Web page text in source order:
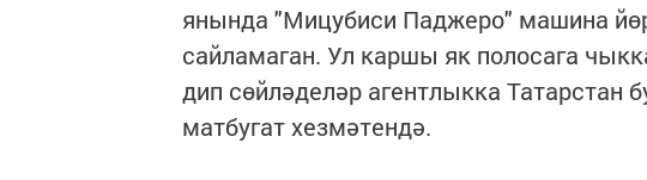
янында "Мицубиси Паджеро" машина
сайламаган. Ул каршы як полосага
дип сөйләделәр агентлыкка
матбугат хезмәтендә.